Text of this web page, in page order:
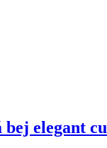
bej elegant